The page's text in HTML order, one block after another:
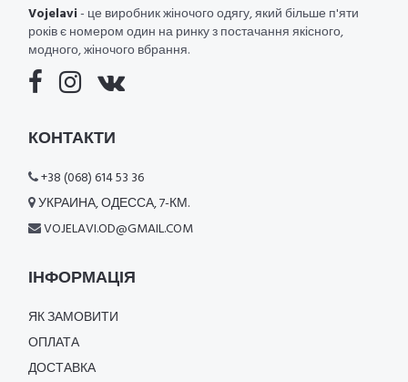
Vojelavi- це виробник жіночого одягу, який більше п'яти
років є номером один на ринку з постачання якісного,
модного, жіночого вбрання.
КОНТАКТИ
+38 (068) 614 53 36
УКРАИНА, ОДЕССА, 7-КМ.
VOJELAVI.OD@GMAIL.COM
ІНФОРМАЦІЯ
ЯК ЗАМОВИТИ
ОПЛАТА
ДОСТАВКА